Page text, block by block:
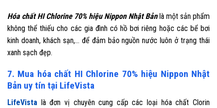
Hóa chất HI Chlorine 70% hiệu Nippon Nhật Bảnlà một sản phẩm
không thể thiếu cho các gia đình có hồ bơi riêng hoặc các bể bơi
kinh doanh, khách sạn,… để đảm bảo nguồn nước luôn ở trạng thái
xanh sạch đẹp.
7. Mua hóa chất HI Chlorine 70% hiệu Nippon Nhật
Bản uy tín tại LifeVista
LifeVista là đơn vị chuyên cung cấp các loại hóa chất Clorin